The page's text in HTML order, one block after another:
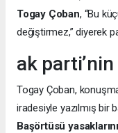
Togay Çoban, “Bu
değiştirmez,” diyerek
ak parti’nin
Togay Çoban,
iradesiyle yazılmış bir
Başörtüsü